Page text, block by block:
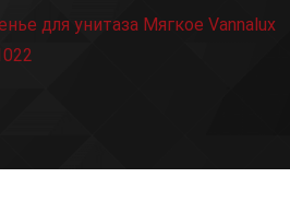
для унитаза Мягкое Vannalux